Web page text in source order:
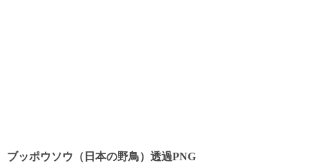
ブッポウソウ（日本の野鳥）透過PNG